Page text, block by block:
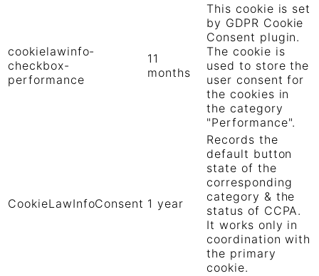
cookielawinfo-
checkbox-
performance
11
months
This cookie is set
by GDPR Cookie
Consent plugin.
The cookie is
used to store the
user consent for
the cookies in
the category
"Performance".
CookieLawInfoConsent 1 year
Records the
default button
state of the
corresponding
category & the
status of CCPA.
It works only in
coordination with
the primary
cookie.